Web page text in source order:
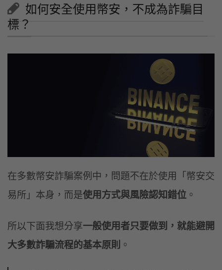
如何安全使用幣安，不成為詐騙目
標？
在多數幣安詐騙案例中，問題不在於使用「幣安交
易所」本身，而是使用方式與風險認知錯位 。
所以下面我想分享一般使用者只要做到，就能避開
大多數詐騙流程的基本原則 。